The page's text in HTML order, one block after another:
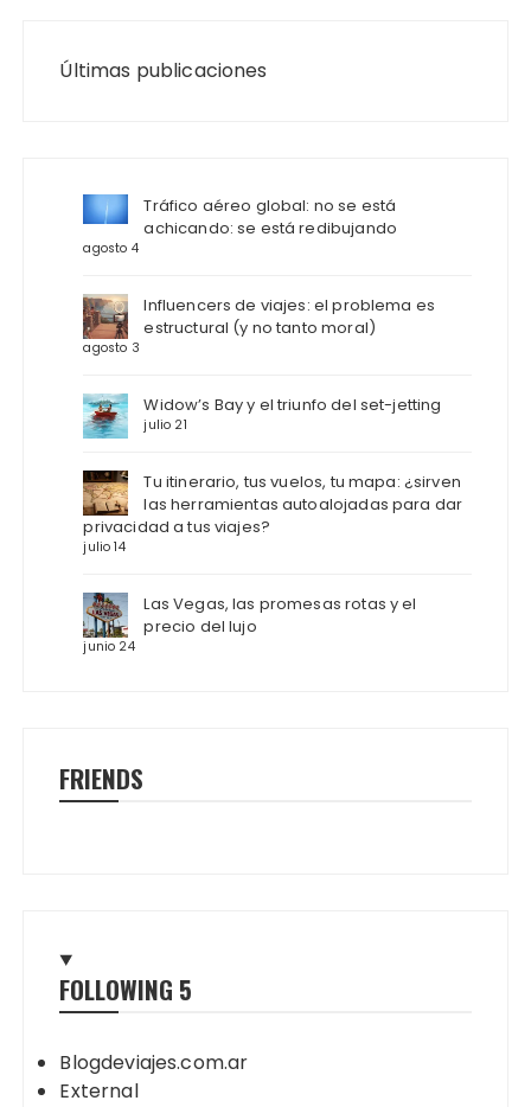
Últimas publicaciones
Tráfico aéreo global: no se está
achicando: se está redibujando
agosto 4
Influencers de viajes: el problema es
estructural (y no tanto moral)
agosto 3
Widow’s Bay y el triunfo del set-jetting
julio 21
Tu itinerario, tus vuelos, tu mapa: ¿sirven
las herramientas autoalojadas para dar
privacidad a tus viajes?
julio 14
Las Vegas, las promesas rotas y el
precio del lujo
junio 24
FRIENDS
FOLLOWING 5
Blogdeviajes.com.ar
External